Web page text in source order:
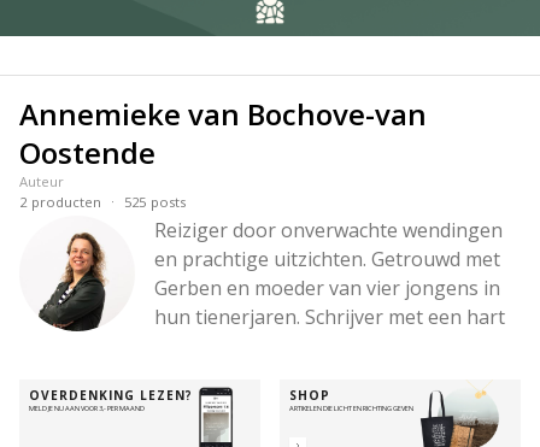
Annemieke van Bochove-van
Oostende
Auteur
2 producten · 525 posts
Reiziger door onverwachte wendingen
en prachtige uitzichten. Getrouwd met
Gerben en moeder van vier jongens in
hun tienerjaren. Schrijver met een hart
gesprekken – en voor wandelingen in
de bergen. Altijd onderweg met de
OVERDENKING LEZEN?
MELD JE NU AAN VOOR 3,- PER MAAND
SHOP
ARTIKELEN DIE LICHT EN RICHTING GEVEN